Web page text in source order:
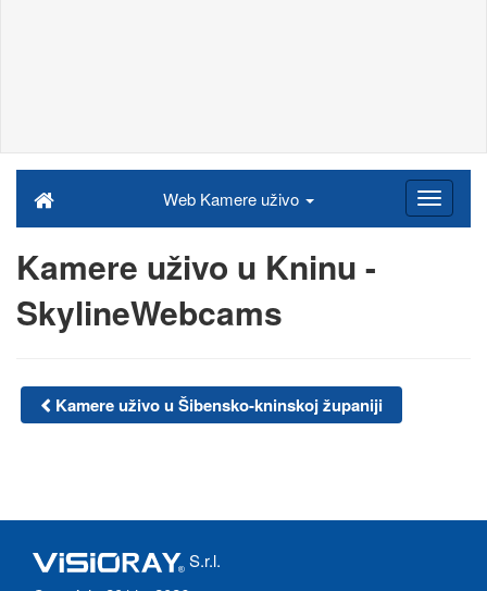
Web Kamere uživo
Kamere uživo u Kninu -
SkylineWebcams
Kamere uživo u Šibensko-kninskoj županiji
S.r.l.